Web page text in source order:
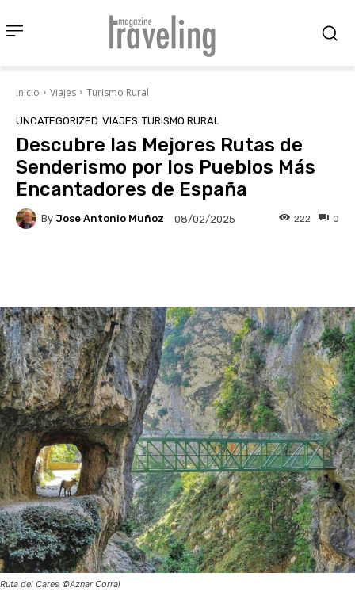
Inicio Viajes Turismo Rural
UNCATEGORIZED VIAJES TURISMO RURAL
Descubre las Mejores Rutas de
Senderismo por los Pueblos Más
Encantadores de España
By Jose Antonio Muñoz 08/02/2025 0
222
Ruta del Cares ©Aznar Corral